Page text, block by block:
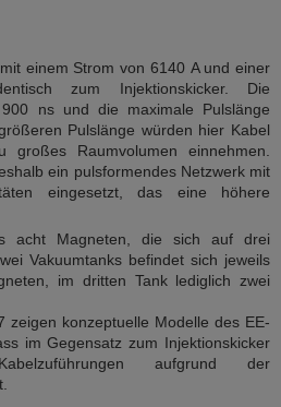
einem Strom von 6140 A und einer
zum Injektionskicker. Die
ns und die maximale Pulslänge
Pulslänge würden hier Kabel
Raumvolumen einnehmen.
ein pulsformendes Netzwerk mit
eingesetzt, das eine höhere
acht Magneten, die sich auf drei
Vakuumtanks befindet sich jeweils
im dritten Tank lediglich zwei
zeigen konzeptuelle Modelle des EE-
im Gegensatz zum Injektionskicker
aufgrund der